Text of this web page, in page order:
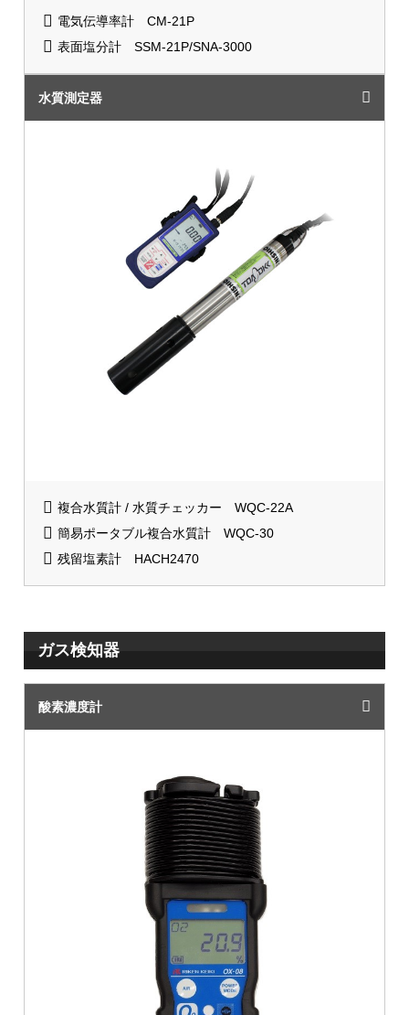
電気伝導率計 CM-21P
表面塩分計 SSM-21P/SNA-3000
水質測定器
複合水質計 / 水質チェッカー WQC-22A
簡易ポータブル複合水質計 WQC-30
残留塩素計 HACH2470
ガス検知器
酸素濃度計